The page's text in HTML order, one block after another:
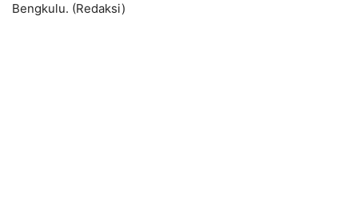
Bengkulu. (Redaksi)